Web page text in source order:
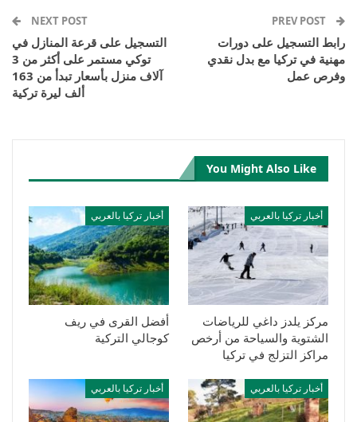
رابط التسجيل على دورات
مهنية في تركيا مع بدل نقدي
وفرص عمل
NEXT POST
التسجيل على قرعة المنازل في
توكي مستمر على أكثر من 3
آلاف منزل بأسعار تبدأ من 163
ألف ليرة تركية
You Might Also Like
أخبار تركيا بالعربي
مركز يلدز داغي للرياضات
الشتوية والسياحة من أرخص
مراكز التزلج في تركيا
أخبار تركيا بالعربي
أفضل القرى في ريف
كوجالي التركية
أخبار تركيا بالعربي أخبار تركيا بالعربي